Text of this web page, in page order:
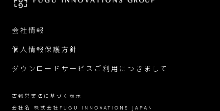
会社情報
個人情報保護方針
ダウンロードサービスご利用につきまして
古物営業法に基づく表示
会社名 株式会社FUGU INNOVATIONS JAPAN